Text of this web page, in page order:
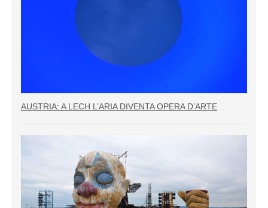
AUSTRIA: A LECH L’ARIA DIVENTA OPERA D’ARTE